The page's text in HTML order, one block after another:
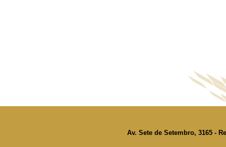
Av. Sete de Setembro, 3165 -